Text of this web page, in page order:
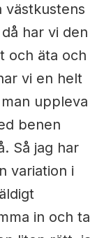
västkustens
har vi den
och äta och
vi en helt
uppleva
benen
Så jag har
variation i
in och ta